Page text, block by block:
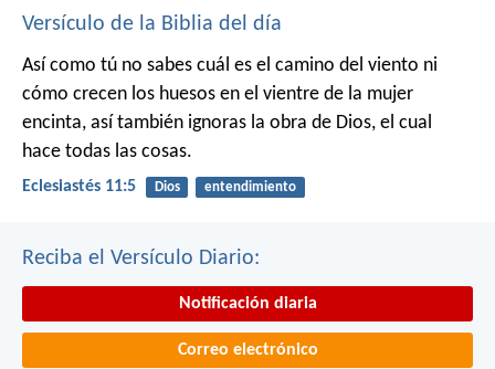
Versículo de la Biblia del día
Así como tú no sabes cuál es el camino del viento ni
cómo crecen los huesos en el vientre de la mujer
encinta, así también ignoras la obra de Dios, el cual
hace todas las cosas.
Eclesiastés 11:5 Dios entendimiento
Reciba el Versículo Diario:
Notificación diaria
Correo electrónico